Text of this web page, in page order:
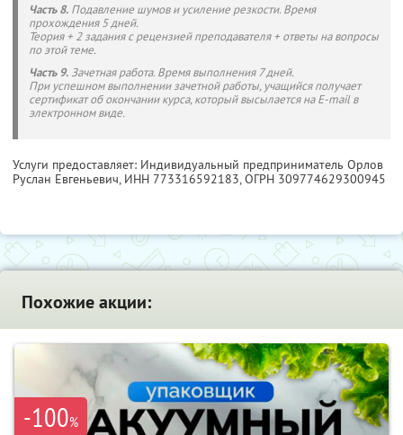
Часть 8. Подавление шумов и усиление резкости. Время
прохождения 5 дней.
Теория + 2 задания с рецензией преподавателя + ответы на вопросы
по этой теме.
Часть 9. Зачетная работа. Время выполнения 7 дней.
При успешном выполнении зачетной работы, учащийся получает
сертификат об окончании курса, который высылается на E-mail в
электронном виде.
Услуги предоставляет: Индивидуальный предприниматель Орлов
Руслан Евгеньевич, ИНН 773316592183, ОГРН 309774629300945
Похожие акции:
-100%